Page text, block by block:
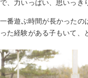
で、力いっぱい、思いっき
一番遊ぶ時間が長かったの
った経験がある子もいて、